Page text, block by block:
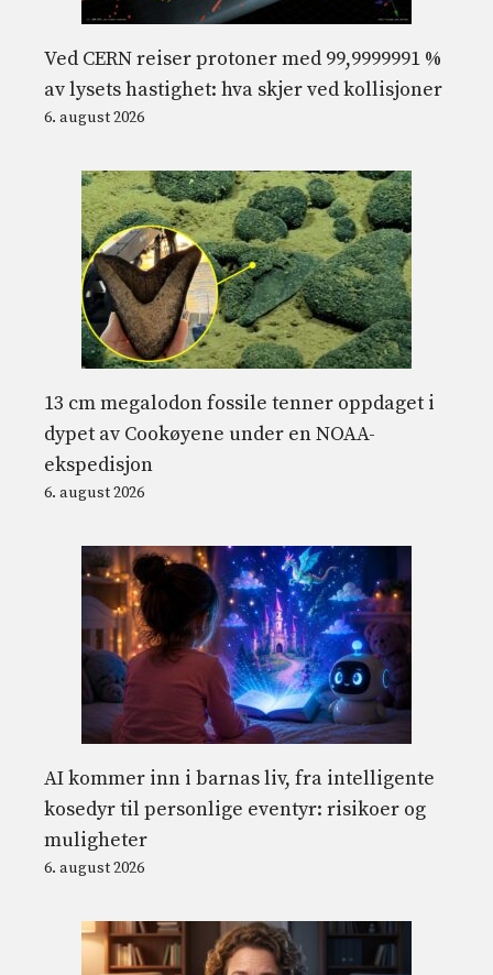
Ved CERN reiser protoner med 99,9999991 %
av lysets hastighet: hva skjer ved kollisjoner
6. august 2026
13 cm megalodon fossile tenner oppdaget i
dypet av Cookøyene under en NOAA-
ekspedisjon
6. august 2026
AI kommer inn i barnas liv, fra intelligente
kosedyr til personlige eventyr: risikoer og
muligheter
6. august 2026